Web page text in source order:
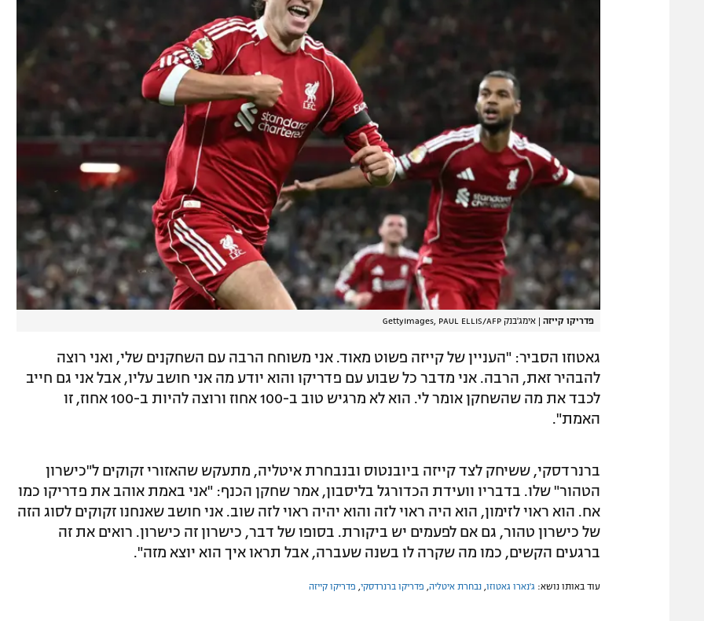
פדריקו קייזה | אימג'בנק GettyImages, PAUL ELLIS/AFP
גאטוזו הסביר: "העניין של קייזה פשוט מאוד. אני משוחח הרבה עם השחקנים שלי, ואני רוצה
להבהיר זאת, הרבה. אני מדבר כל שבוע עם פדריקו והוא יודע מה אני חושב עליו, אבל אני גם חייב
לכבד את מה שהשחקן אומר לי. הוא לא מרגיש טוב ב-100 אחוז ורוצה להיות ב-100 אחוז, זו
האמת".
ברנרדסקי, ששיחק לצד קייזה ביובנטוס ובנבחרת איטליה, מתעקש שהאזורי זקוקים ל"כישרון
הטהור" שלו. בדבריו וועידת הכדורגל בליסבון, אמר שחקן הכנף: "אני באמת אוהב את פדריקו כמו
אח. הוא ראוי לזימון, הוא היה ראוי לזה והוא יהיה ראוי לזה שוב. אני חושב שאנחנו זקוקים לסוג הזה
של כישרון טהור, גם אם לפעמים יש ביקורת. בסופו של דבר, כישרון זה כישרון. רואים את זה
ברגעים הקשים, כמו מה שקרה לו בשנה שעברה, אבל תראו איך הוא יוצא מזה".
עוד באותו נושא: ג'נארו גאטוזו נבחרת איטליה פדריקו ברנרדסקי פדריקו קייזה